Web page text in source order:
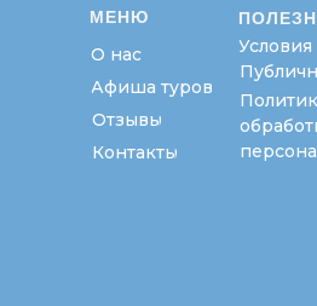
МЕНЮ
О нас
Афиша туров
Отзывы
Контакты